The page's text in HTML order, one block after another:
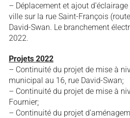
– Déplacement et ajout d’éclairage
ville sur la rue Saint-François
David-Swan. Le branchement
2022.
Projets 2022
– Continuité du projet de mise à
municipal au 16, rue David-Swan;
– Continuité du projet de mise à
Fournier;
– Continuité du projet